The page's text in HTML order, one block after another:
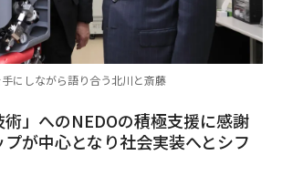
にしながら語り合う北川と斎藤
術」へのNEDOの積極支援に感謝
が中心となり社会実装へとシフ